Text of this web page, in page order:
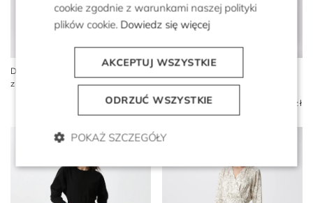
Długa czekoladowa sukienka
z wiązaniem na szyi
1 799 zł
799 zł
sukienka midi z rozcięciem
799 zł
cookie zgodnie z warunkami naszej polityki
plików cookie. Dowiedz się więcej
AKCEPTUJ WSZYSTKIE
ODRZUĆ WSZYSTKIE
POKAŻ SZCZEGÓŁY